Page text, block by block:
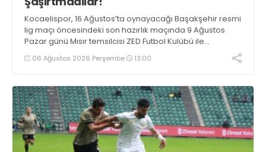
Kocaelispor, 16 Ağustos’ta oynayacağı Başakşehir resmi
lig maçı öncesindeki son hazırlık maçında 9 Ağustos
Pazar günü Mısır temsilcisi ZED Futbol Kulübü ile
karşılaşacak.
06 Ağustos 2026 Perşembe 13:00